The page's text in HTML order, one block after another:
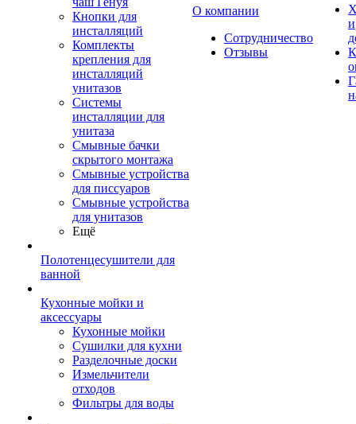
Кнопки для
инсталляций
Комплекты
крепления для
инсталляций
унитазов
Системы
инсталляции для
унитаза
Смывные бачки
скрытого монтажа
Смывные устройства
для писсуаров
Смывные устройства
для унитазов
Ещё
Полотенцесушители для
ванной
Кухонные мойки и
аксессуары
Кухонные мойки
Сушилки для кухни
Разделочные доски
Измельчители
отходов
Фильтры для воды
О компании
Сотрудничество
Отзывы
и